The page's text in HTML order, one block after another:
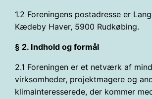
1.2 Foreningens postadresse er
Kædeby Haver, 5900 Rudkøbing.
§ 2. Indhold og formål
2.1 Foreningen er et netværk af
virksomheder, projektmagere og
klimainteresserede, der kommer